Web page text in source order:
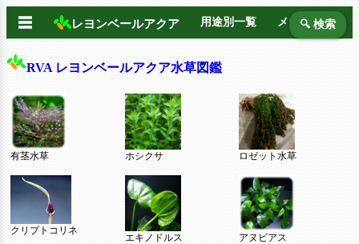
☰ レヨンベールアクア 用途別一覧 メーカー別
🔍 検索
RVA レヨンベールアクア水草図鑑
有茎水草 ホシクサ ロゼット水草
クリプトコリネ
エキノドルス アヌビアス